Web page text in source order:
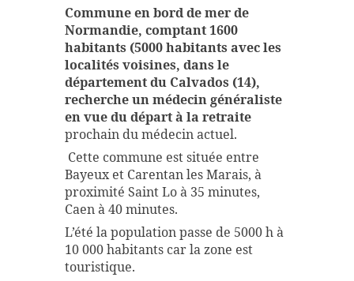
Commune en bord de mer de
Normandie, comptant 1600
habitants (5000 habitants avec les
localités voisines, dans le
département du Calvados (14),
recherche un médecin généraliste
en vue du départ à la retraite
prochain du médecin actuel.
Cette commune est située entre
Bayeux et Carentan les Marais, à
proximité Saint Lo à 35 minutes,
Caen à 40 minutes.
L’été la population passe de 5000 h à
10 000 habitants car la zone est
touristique.